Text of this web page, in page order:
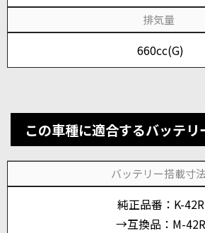
排気量
660cc(G)
この車種に適合するバッテリ
バッテリー搭載寸
純正品番：K-42R
→互換品：M-42R